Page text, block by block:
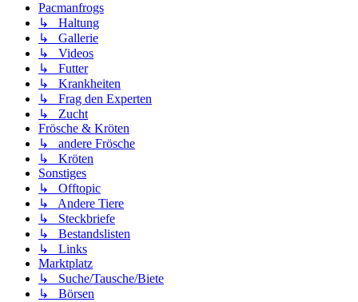
Pacmanfrogs
↳ Haltung
↳ Gallerie
↳ Videos
↳ Futter
↳ Krankheiten
↳ Frag den Experten
↳ Zucht
Frösche & Kröten
↳ andere Frösche
↳ Kröten
Sonstiges
↳ Offtopic
↳ Andere Tiere
↳ Steckbriefe
↳ Bestandslisten
↳ Links
Marktplatz
↳ Suche/Tausche/Biete
↳ Börsen